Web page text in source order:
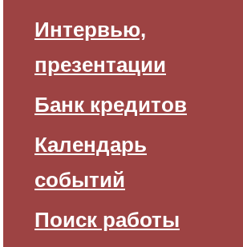
Интервью,
презентации
Банк кредитов
Календарь
событий
Поиск работы